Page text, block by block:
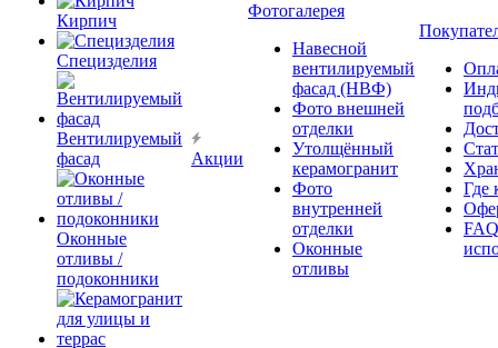
Кирпич
Специзделия
Вентилируемый
фасад
Оконные
отливы /
подоконники
Акции
Фотогалерея
Навесной
вентилируемый
фасад (НВФ)
Фото внешней
отделки
Утолщённый
керамогранит
Фото
внутренней
отделки
Оконные
отливы
Где